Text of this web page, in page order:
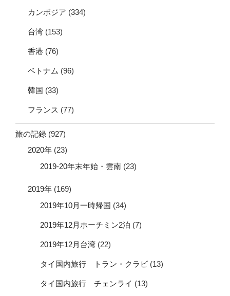
カンボジア (334)
台湾 (153)
香港 (76)
ベトナム (96)
韓国 (33)
フランス (77)
旅の記録 (927)
2020年 (23)
2019-20年末年始・雲南 (23)
2019年 (169)
2019年10月一時帰国 (34)
2019年12月ホーチミン2泊 (7)
2019年12月台湾 (22)
タイ国内旅行 トラン・クラビ (13)
タイ国内旅行 チェンライ (13)